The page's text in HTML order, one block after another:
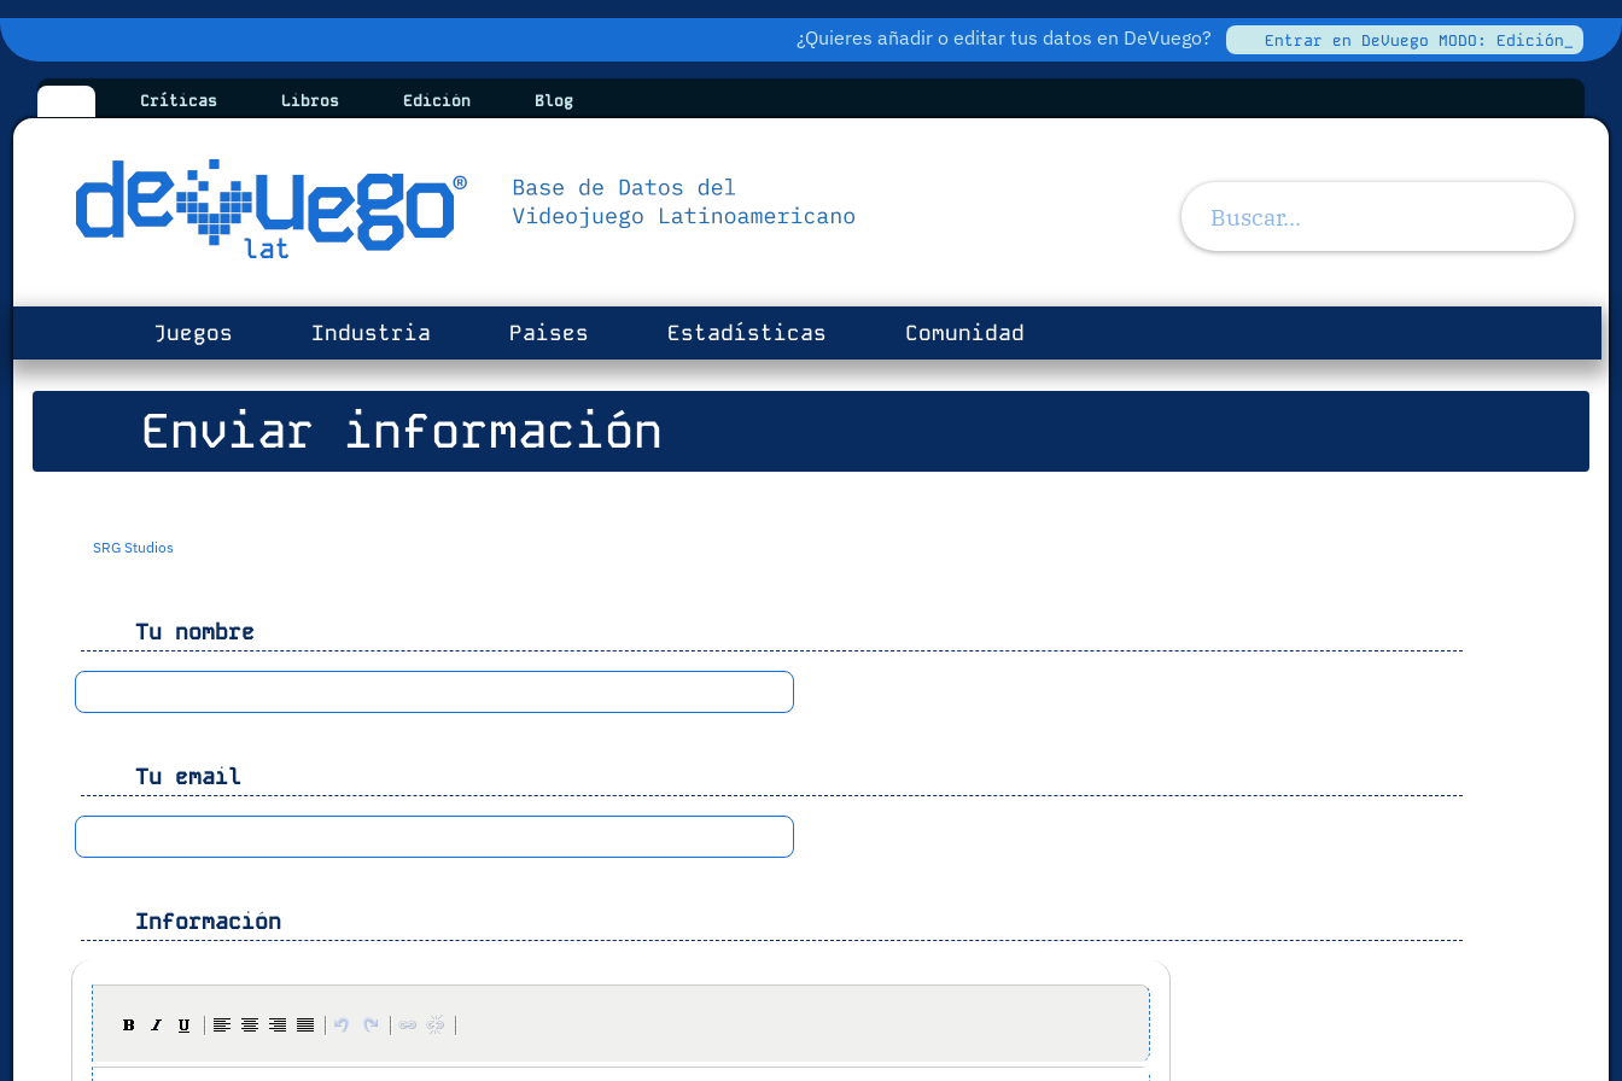
¿Quieres añadir o editar tus datos en DeVuego? Entrar en DeVuego MODO: Edición_
Críticas Libros Edición Blog
Juegos Industria Paises Estadísticas Comunidad
Enviar información
SRG Studios
Tu nombre
Tu email
Información